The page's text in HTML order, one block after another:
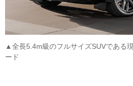
▲全長5.4m級のフルサイズSUVである
ード